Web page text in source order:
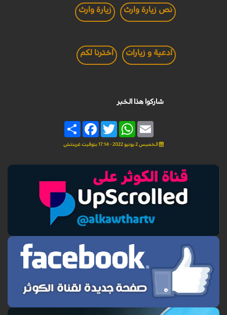
نص زيارة وارث زيارة وارث
ادعية و زيارات اخترنا لكم
شاركوا هذا الخبر
Share
FacebookTwitter
WhatsAppEmail
الخميس 2 يونيو 2022 - 17:14 بتوقيت غرينتش